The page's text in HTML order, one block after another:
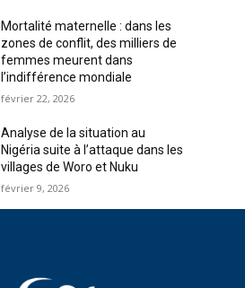
Mortalité maternelle : dans les
zones de conflit, des milliers de
femmes meurent dans
l’indifférence mondiale
février 22, 2026
Analyse de la situation au
Nigéria suite à l’attaque dans les
villages de Woro et Nuku
février 9, 2026